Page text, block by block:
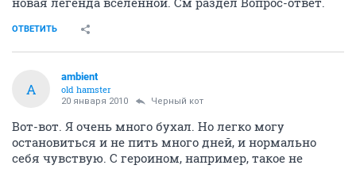
ОТВЕТИТЬ
A
ambient
old hamster
20 января 2010 Черный кот
Вот-вот. Я очень много бухал. Но легко могу
остановиться и не пить много дней, и нормально
себя чувствую. С героином, например, такое не